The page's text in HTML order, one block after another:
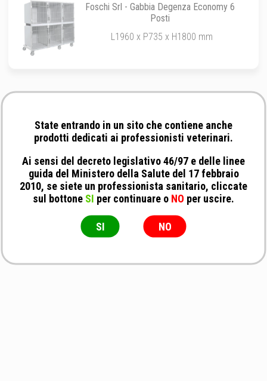
Foschi Srl - Gabbia Degenza Economy 6
Posti
L1960 x P735 x H1800 mm
State entrando in un sito che contiene anche
prodotti dedicati ai professionisti veterinari.
Ai sensi del decreto legislativo 46/97 e delle linee
guida del Ministero della Salute del 17 febbraio
2010, se siete un professionista sanitario, cliccate
sul bottone SI per continuare o NO per uscire.
SI NO